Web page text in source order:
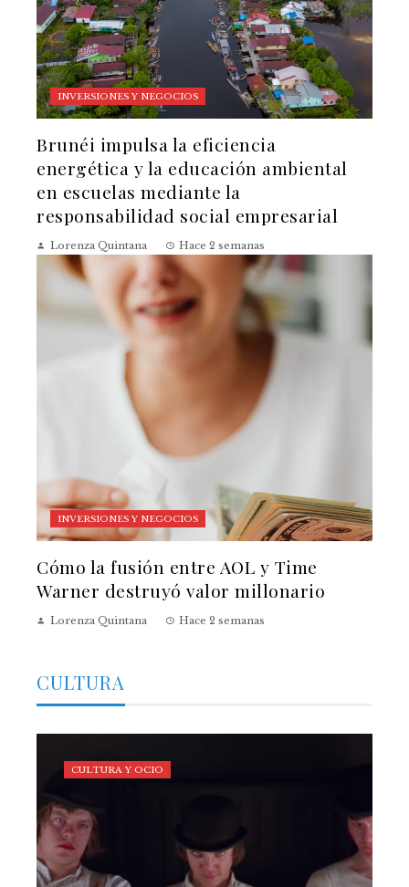
INVERSIONES Y NEGOCIOS
Brunéi impulsa la eficiencia
energética y la educación ambiental
en escuelas mediante la
responsabilidad social empresarial
Lorenza Quintana Hace 2 semanas
INVERSIONES Y NEGOCIOS
Cómo la fusión entre AOL y Time
Warner destruyó valor millonario
Lorenza Quintana Hace 2 semanas
CULTURA
CULTURA Y OCIO